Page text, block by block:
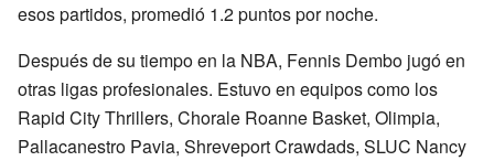
esos partidos, promedió 1.2 puntos por noche.
Después de su tiempo en la NBA, Fennis Dembo jugó en
otras ligas profesionales. Estuvo en equipos como los
Rapid City Thrillers, Chorale Roanne Basket, Olimpia,
Pallacanestro Pavia, Shreveport Crawdads, SLUC Nancy